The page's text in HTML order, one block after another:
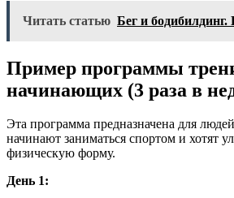
Читать статью Бег и
Пример программы
начинающих (3 раза в
Эта программа предназначена для
начинают заниматься спортом и хотят
физическую форму.
День 1: